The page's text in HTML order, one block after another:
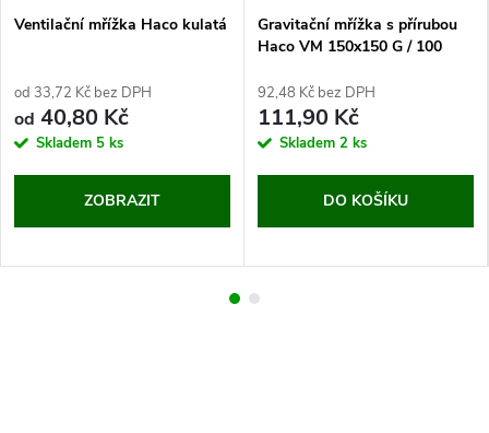
Ventilační mřížka Haco kulatá
od 33,72 Kč bez DPH
od 40,80 Kč
Skladem 5 ks
ZOBRAZIT
Gravitační mřížka s přírubou
Haco VM 150x150 G / 100
92,48 Kč bez DPH
111,90 Kč
Skladem 2 ks
DO KOŠÍKU